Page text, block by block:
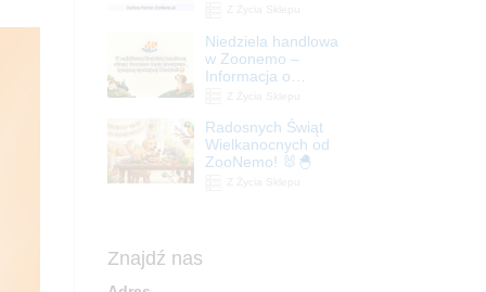
| ZooNemo
Niedziela handlowa
w Zoonemo –
Informacja o
Radosnych Świąt
Wielkanocnych od
ZooNemo! 🐰🐣
Znajdź nas